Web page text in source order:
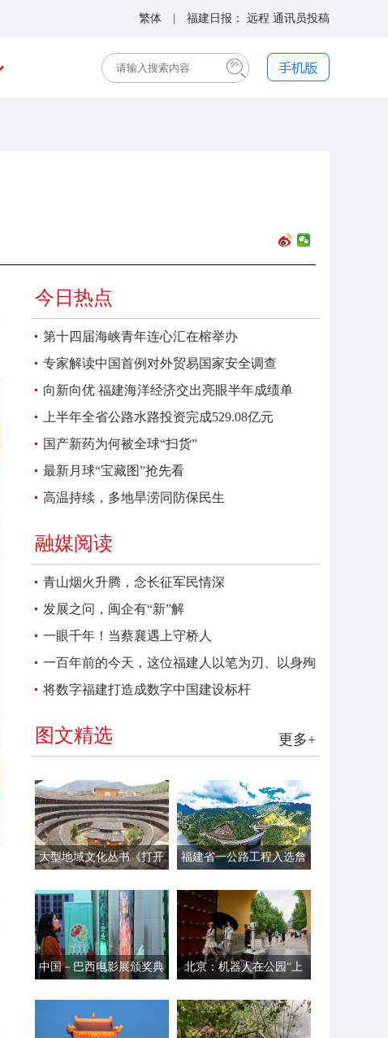
繁体 | 福建日报： 远程 通讯员投稿
今日热点
第十四届海峡青年连心汇在榕举办
专家解读中国首例对外贸易国家安全调查
向新向优 福建海洋经济交出亮眼半年成绩单
上半年全省公路水路投资完成529.08亿元
国产新药为何被全球“扫货”
最新月球“宝藏图”抢先看
高温持续，多地旱涝同防保民生
融媒阅读
青山烟火升腾，念长征军民情深
发展之问，闽企有“新”解
一眼千年！当蔡襄遇上守桥人
一百年前的今天，这位福建人以笔为刃、以身殉
报
将数字福建打造成数字中国建设标杆
更多+
图文精选
大型地域文化丛书《打开
福建省一公路工程入选詹
中国－巴西电影展颁奖典
北京：机器人在公园“上